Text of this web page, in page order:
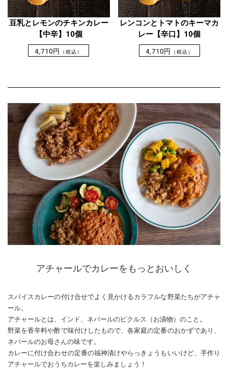
豆乳とレモンのチキンカレー
【中辛】10個
4,710円 （税込）
レンコンとトマトのキーマカ
レー【辛口】10個
4,710円 （税込）
アチャールでカレーをもっとおいしく
スパイスカレーの付け合せでよく見かけるカラフルな野菜たちがアチャ
ール。
アチャールとは、インド、ネパールのピクルス（お漬物）のこと。
野菜を香辛料や酢で味付けしたもので、各家庭の定番のおかずであり、
ネパールのお母さんの味です。
カレーに付け合わせの定番の福神漬けやらっきょうもいいけど、手作り
アチャールでおうちカレーを楽しみましょう！